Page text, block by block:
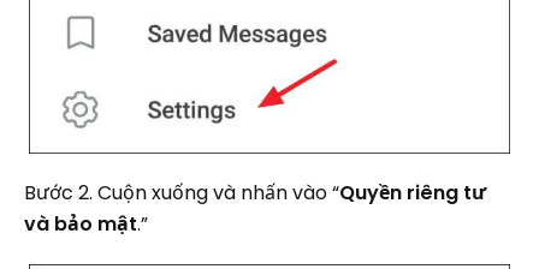
Bước 2. Cuộn xuống và nhấn vào “Quyền riêng tư
và bảo mật.”